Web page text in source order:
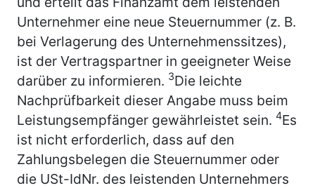
Unternehmer eine neue Steuernummer (z. B.
bei Verlagerung des Unternehmenssitzes),
ist der Vertragspartner in geeigneter Weise
darüber zu informieren. 3Die leichte
Nachprüfbarkeit dieser Angabe muss beim
Leistungsempfänger gewährleistet sein. 4Es
ist nicht erforderlich, dass auf den
Zahlungsbelegen die Steuernummer oder
die USt-IdNr. des leistenden Unternehmers